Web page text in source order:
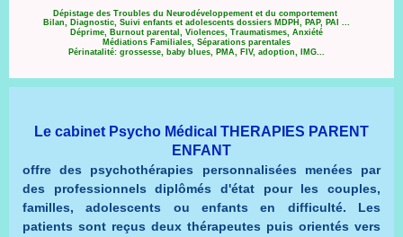
Dépistage des Troubles du Neurodéveloppement et du comportement
Bilan, Diagnostic, Suivi enfants et adolescents dossiers MDPH, PAP, PAI ...
Déprime, Burnout parental, Violences, Traumatismes, Anxiété
Médiations Familiales, Séparations parentales
Périnatalité: grossesse, baby blues, PMA, FIV, adoption, IMG...
Le cabinet Psycho Médical THERAPIES PARENT
ENFANT
offre des psychothérapies personnalisées menées par
des professionnels diplômés d'état pour les couples,
familles, adolescents ou enfants en difficulté. Les
patients sont reçus deux thérapeutes puis orientés vers